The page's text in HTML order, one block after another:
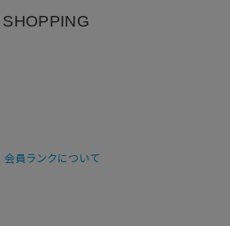
SHOPPING
会員ランクについて